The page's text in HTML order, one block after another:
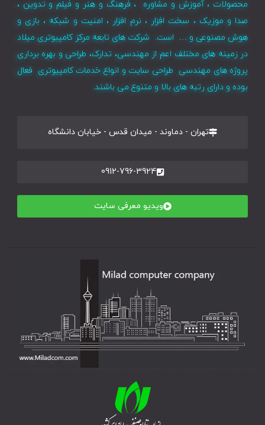
محصولات ، آموزش و مشاوره ، فرهنگ و هنر و فیلم و تدوین ،
صدا و موزیک ، سخت افزار ، نرم افزار ، امنیت و شبکه ، بازی و
هوش مصنوعی و … است. شرکت های تابعه مرکز کامپیوتری میلاد
در زمینه های مختلف اعم از مهندسی، تدارک، طراحی و بهره برداری
پروژه های مهندسی طراحی سایت و انواع خدمات کامپیوتری فعال
بوده و دارای رتبه های بالا و متنوع می باشند.
تهران - دماوند - میدان قدس - خیابان دانشگاه
0912-796-3924
ویدیو معرفی سایت